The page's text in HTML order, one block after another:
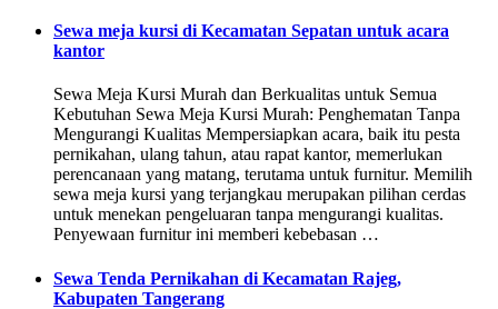
Sewa meja kursi di Kecamatan Sepatan untuk acara
kantor
Sewa Meja Kursi Murah dan Berkualitas untuk Semua
Kebutuhan Sewa Meja Kursi Murah: Penghematan Tanpa
Mengurangi Kualitas Mempersiapkan acara, baik itu pesta
pernikahan, ulang tahun, atau rapat kantor, memerlukan
perencanaan yang matang, terutama untuk furnitur. Memilih
sewa meja kursi yang terjangkau merupakan pilihan cerdas
untuk menekan pengeluaran tanpa mengurangi kualitas.
Penyewaan furnitur ini memberi kebebasan …
Sewa Tenda Pernikahan di Kecamatan Rajeg,
Kabupaten Tangerang